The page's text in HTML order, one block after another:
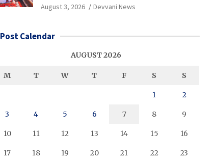
August 3, 2026 Devvani News
Post Calendar
AUGUST 2026
M T W T F S S
1 2
3 4 5 6 7 8 9
10 11 12 13 14 15 16
17 18 19 20 21 22 23